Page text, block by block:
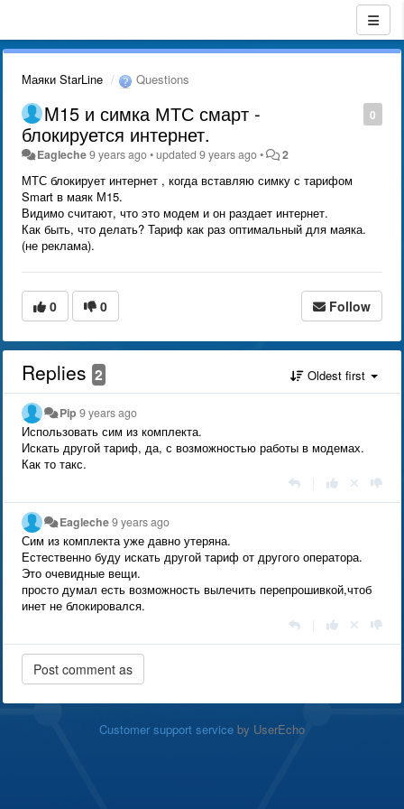
Маяки StarLine Questions
0
M15 и симка МТС смарт -
блокируется интернет.
Eagleche9 years ago•updated9 years ago• 2
МТС блокирует интернет , когда вставляю симку с тарифом
Smart в маяк М15.
Видимо считают, что это модем и он раздает интернет.
Как быть, что делать? Тариф как раз оптимальный для маяка.
(не реклама).
0 0 Follow
Replies 2 Oldest first
Pip 9 years ago
Использовать сим из комплекта.
Искать другой тариф, да, с возможностью работы в модемах.
Как то такс.
Eagleche9 years ago
Сим из комплекта уже давно утеряна.
Естественно буду искать другой тариф от другого оператора.
Это очевидные вещи.
просто думал есть возможность вылечить перепрошивкой,чтоб
инет не блокировался.
Customer support service by UserEcho